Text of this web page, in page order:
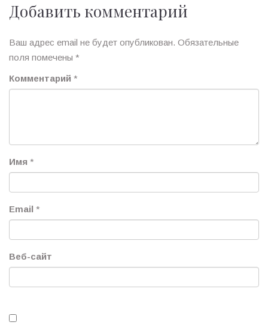
Добавить комментарий
Ваш адрес email не будет опубликован. Обязательные
поля помечены *
Комментарий *
Имя *
Email *
Веб-сайт